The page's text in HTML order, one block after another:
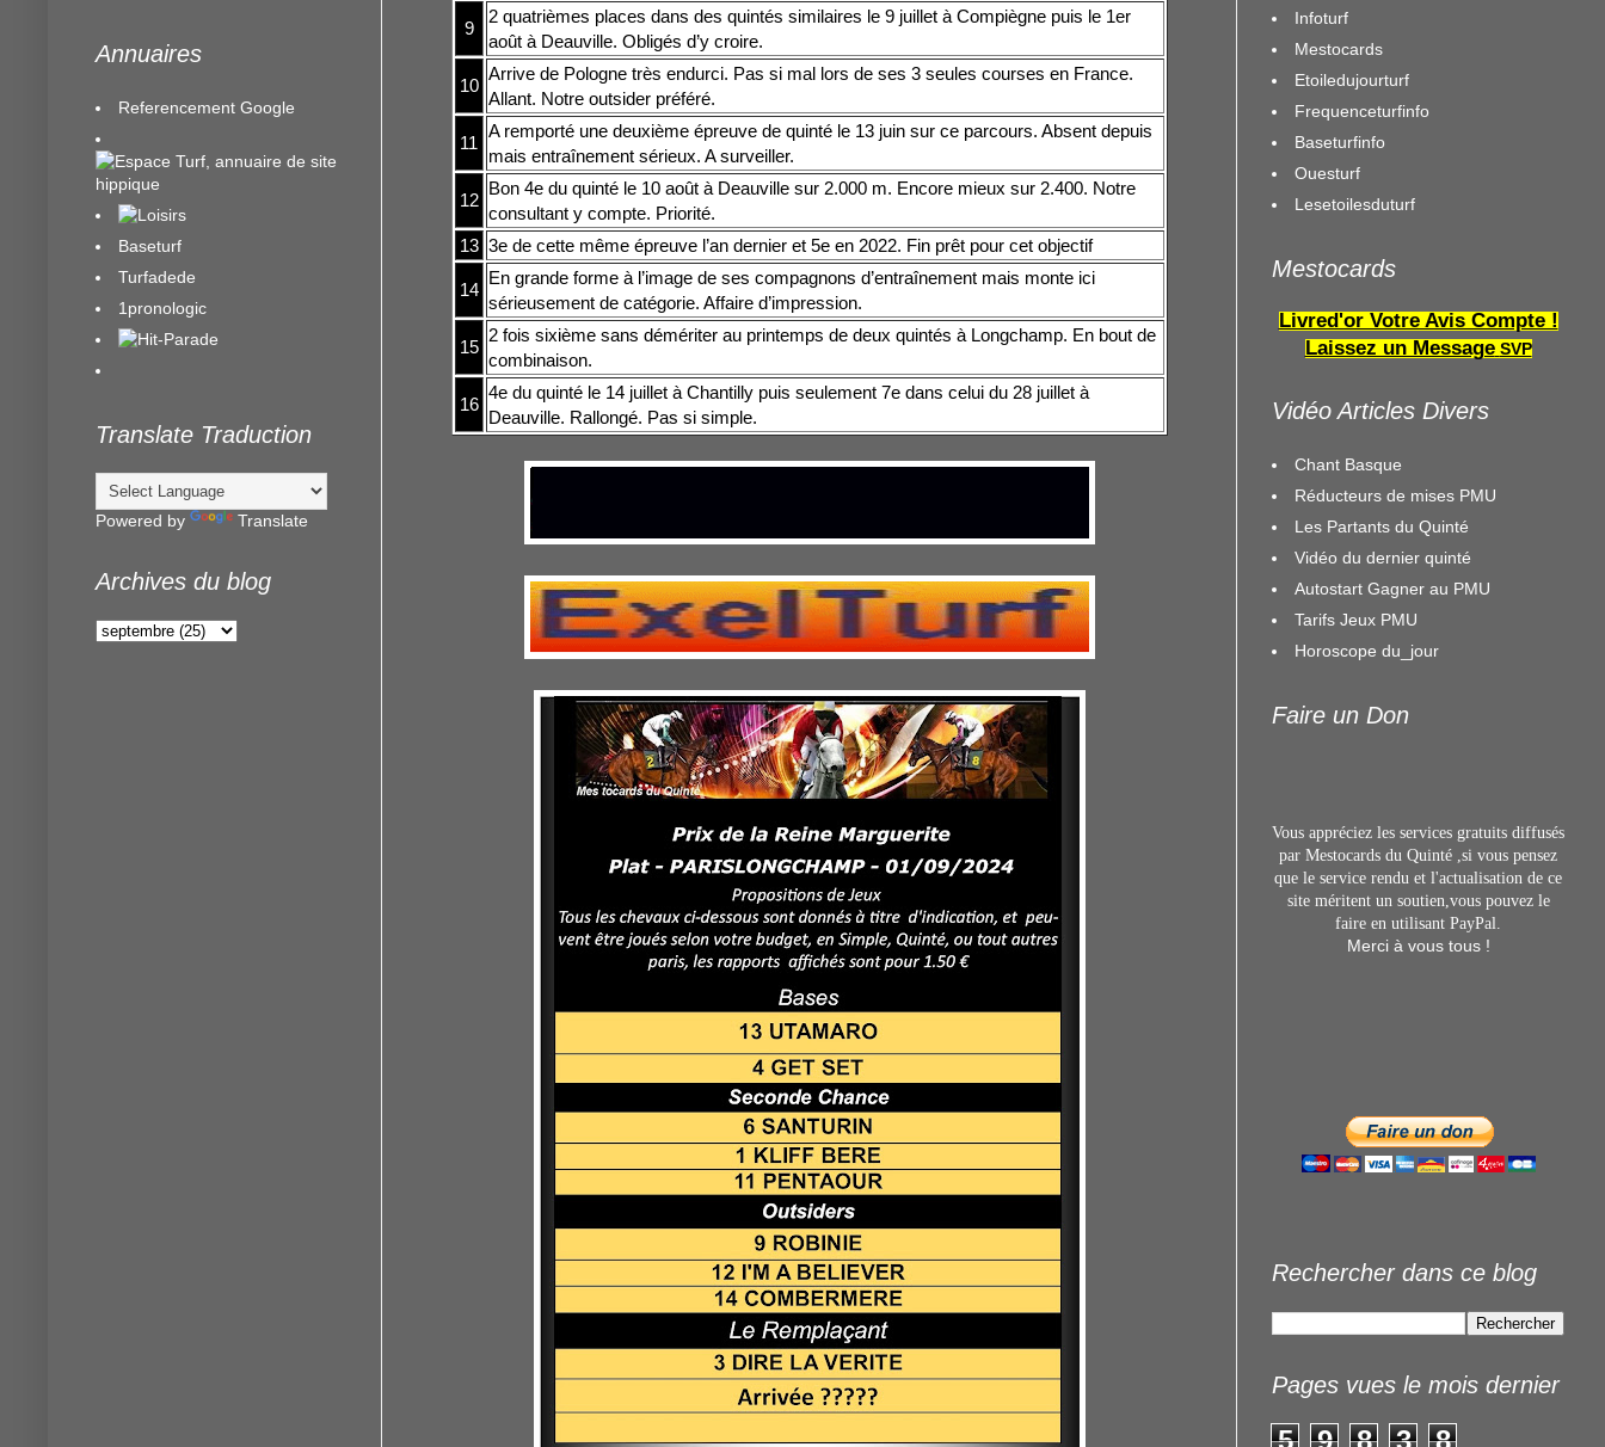
9
2 quatrièmes places dans des quintés similaires le 9 juillet à Compiègne puis le 1er
août à Deauville. Obligés d’y croire.
10
Arrive de Pologne très endurci. Pas si mal lors de ses 3 seules courses en France.
Allant. Notre outsider préféré.
11
A remporté une deuxième épreuve de quinté le 13 juin sur ce parcours. Absent depuis
mais entraînement sérieux. A surveiller.
12
Bon 4e du quinté le 10 août à Deauville sur 2.000 m. Encore mieux sur 2.400. Notre
consultant y compte. Priorité.
13 3e de cette même épreuve l’an dernier et 5e en 2022. Fin prêt pour cet objectif
14
En grande forme à l’image de ses compagnons d’entraînement mais monte ici
sérieusement de catégorie. Affaire d’impression.
15
2 fois sixième sans démériter au printemps de deux quintés à Longchamp. En bout de
combinaison.
16
4e du quinté le 14 juillet à Chantilly puis seulement 7e dans celui du 28 juillet à
Deauville. Rallongé. Pas si simple.
Annuaires
Referencement Google
Baseturf
Turfadede
1pronologic
Translate Traduction
Powered by Translate
Archives du blog
Infoturf
Mestocards
Etoiledujourturf
Frequenceturfinfo
Baseturfinfo
Ouesturf
Lesetoilesduturf
Mestocards
Livred'or Votre Avis Compte !
Laissez un Message SVP
Vidéo Articles Divers
Chant Basque
Réducteurs de mises PMU
Les Partants du Quinté
Vidéo du dernier quinté
Autostart Gagner au PMU
Tarifs Jeux PMU
Horoscope du_jour
Faire un Don
Vous appréciez les services gratuits diffusés
par Mestocards du Quinté ,si vous pensez
que le service rendu et l'actualisation de ce
site méritent un soutien,vous pouvez le
faire en utilisant PayPal.
Merci à vous tous !
Rechercher dans ce blog
Pages vues le mois dernier
5 9 8 3 8